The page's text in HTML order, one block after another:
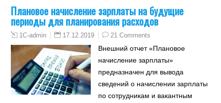
Плановое начисление зарплаты на будущие
периоды для планирования расходов
1C-admin 17.12.2019 21 Comments
Внешний отчет «Плановое
начисление зарплаты»
предназначен для вывода
сведений о начислении зарплаты
по сотрудникам и вакантным